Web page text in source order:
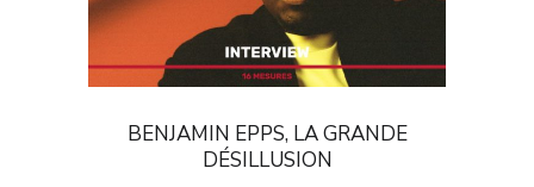
BENJAMIN EPPS, LA GRANDE
DÉSILLUSION